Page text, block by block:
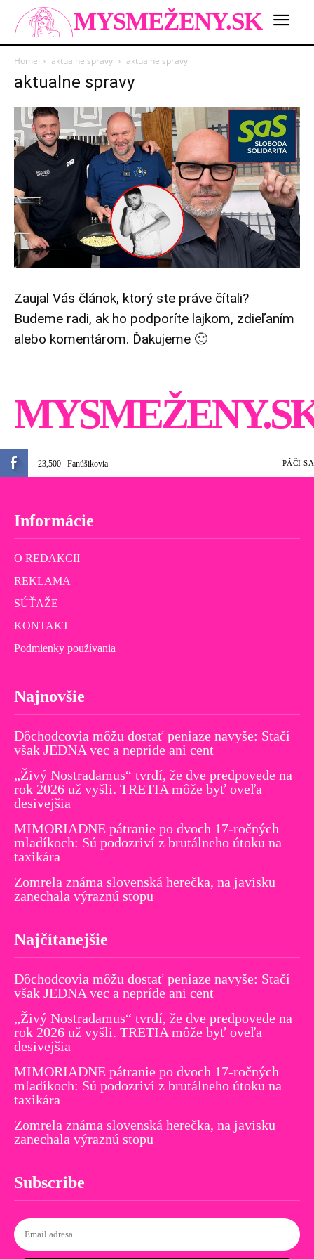
MYSMEŽENY.SK
Home aktualne spravy aktualne spravy
aktualne spravy
Zaujal Vás článok, ktorý ste práve čítali?
Budeme radi, ak ho podporíte lajkom, zdieľaním
alebo komentárom. Ďakujeme 🙂
23,500 Fanúšikovia PÁČI SA
Informácie
O REDAKCII
REKLAMA
SÚŤAŽE
KONTAKT
Podmienky používania
Najnovšie
Dôchodcovia môžu dostať peniaze navyše: Stačí
však JEDNA vec a nepríde ani cent
„Živý Nostradamus“ tvrdí, že dve predpovede na
rok 2026 už vyšli. TRETIA môže byť oveľa
desivejšia
MIMORIADNE pátranie po dvoch 17-ročných
mladíkoch: Sú podozriví z brutálneho útoku na
taxikára
Zomrela známa slovenská herečka, na javisku
zanechala výraznú stopu
Najčítanejšie
Dôchodcovia môžu dostať peniaze navyše: Stačí
však JEDNA vec a nepríde ani cent
„Živý Nostradamus“ tvrdí, že dve predpovede na
rok 2026 už vyšli. TRETIA môže byť oveľa
desivejšia
MIMORIADNE pátranie po dvoch 17-ročných
mladíkoch: Sú podozriví z brutálneho útoku na
taxikára
Zomrela známa slovenská herečka, na javisku
zanechala výraznú stopu
Subscribe